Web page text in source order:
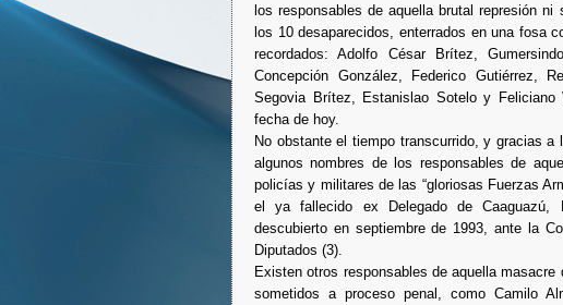
los responsables de aquella brutal represión
los 10 desaparecidos, enterrados en una fosa
recordados: Adolfo César Brítez,
Concepción González, Federico Gutiérrez,
Segovia Brítez, Estanislao Sotelo y
fecha de hoy.
No obstante el tiempo transcurrido, y gracias
algunos nombres de los responsables de
policías y militares de las “gloriosas Fuerzas
el ya fallecido ex Delegado de Caaguazú,
descubierto en septiembre de 1993, ante la
Diputados (3).
Existen otros responsables de aquella
sometidos a proceso penal, como Camilo